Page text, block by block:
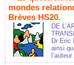
mondes
Brèves HS20.
DE
Dr Eric
ainsi